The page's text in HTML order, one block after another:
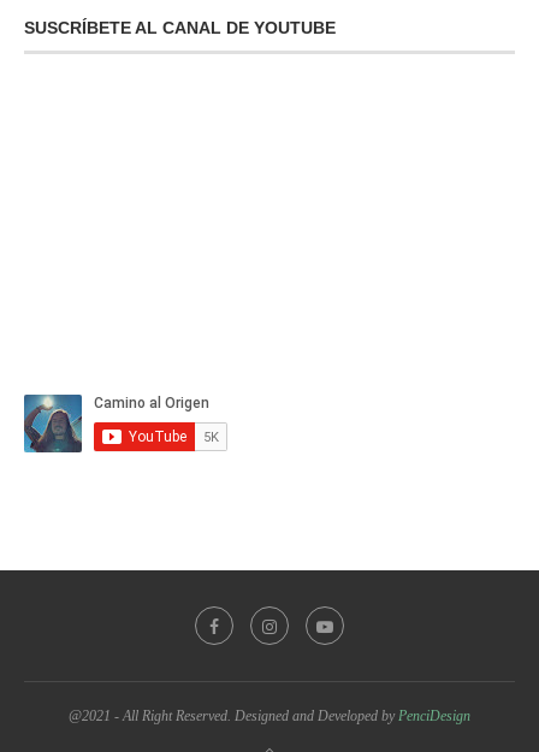
SUSCRÍBETE AL CANAL DE YOUTUBE
@2021 - All Right Reserved. Designed and Developed byPenciDesign